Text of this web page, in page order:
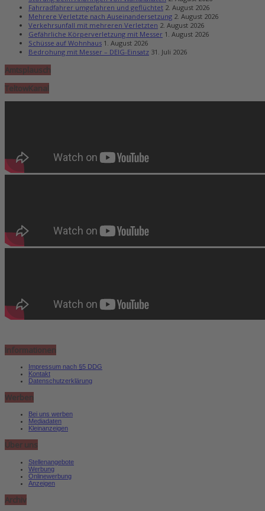
Fahrradfahrer umgefahren und geflüchtet 2. August 2026
Mehrere Verletzte nach Auseinandersetzung 2. August 2026
Verkehrsunfall mit mehreren Verletzten 2. August 2026
Gefährliche Körperverletzung mit Messer 1. August 2026
Schüsse auf Wohnhaus 1. August 2026
Bedrohung mit Messer – DEIG-Einsatz 31. Juli 2026
Amtsplausch
TeltowKanal
Informationen
Impressum nach §5 DDG
Kontakt
Datenschutzerklärung
Werben
Bei uns werben
Mediadaten
Kleinanzeigen
Über uns
Stellenangebote
Werbung
Onlinewerbung
Anzeigen
Archiv